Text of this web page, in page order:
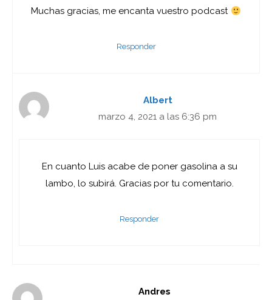
Muchas gracias, me encanta vuestro podcast
Responder
Albert
marzo 4, 2021 a las 6:36 pm
En cuanto Luis acabe de poner gasolina a su
lambo, lo subirá. Gracias por tu comentario.
Responder
Andres